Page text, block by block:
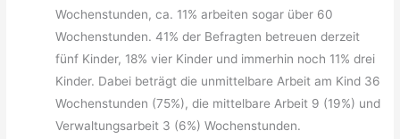
Wochenstunden, ca. 11% arbeiten sogar über 60
Wochenstunden. 41% der Befragten betreuen derzeit
fünf Kinder, 18% vier Kinder und immerhin noch 11% drei
Kinder. Dabei beträgt die unmittelbare Arbeit am Kind 36
Wochenstunden (75%), die mittelbare Arbeit 9 (19%) und
Verwaltungsarbeit 3 (6%) Wochenstunden.